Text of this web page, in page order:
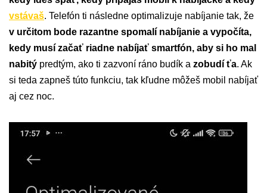
vstávaš. Telefón ti následne optimalizuje nabíjanie tak, že
v určitom bode razantne spomalí nabíjanie a vypočíta,
kedy musí začať riadne nabíjať smartfón, aby si ho mal
nabitý predtým, ako ti zazvoní ráno budík a zobudí ťa. Ak
si teda zapneš túto funkciu, tak kľudne môžeš mobil nabíjať
aj cez noc.